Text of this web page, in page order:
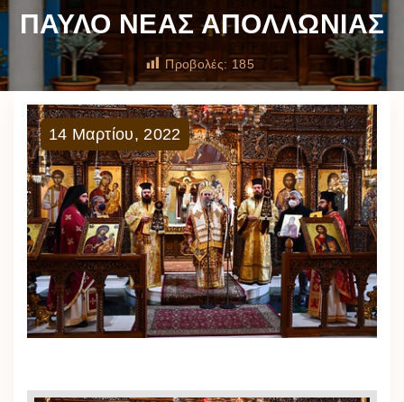
ΠΑΥΛΟ ΝΕΑΣ ΑΠΟΛΛΩΝΙΑΣ
Προβολές: 185
14 Μαρτίου, 2022